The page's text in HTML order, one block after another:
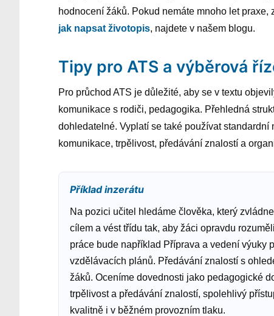
hodnocení žáků. Pokud nemáte mnoho let
jak napsat životopis, najdete v našem blogu.
Tipy pro ATS a výběrová
Pro průchod ATS je důležité, aby se v textu
komunikace s rodiči, pedagogika. Přehledná
dohledatelné. Vyplatí se také používat
komunikace, trpělivost, předávání znalostí a
Příklad inzerátu
Na pozici učitel hledáme člověka, který
cílem a vést třídu tak, aby žáci opravdu
práce bude například Příprava a vedení výuky
vzdělávacích plánů. Předávání znalostí s
žáků. Oceníme dovednosti jako pedagogické
trpělivost a předávání znalostí, spolehlivý
kvalitně i v běžném provozním tlaku.